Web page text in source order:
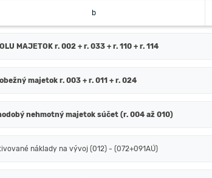
b
MAJETOK r. 002 + r. 033 + r. 110 + r. 114
majetok r. 003 + r. 011 + r. 024
nehmotný majetok súčet (r. 004 až 010)
náklady na vývoj (012) - (072+091AÚ)